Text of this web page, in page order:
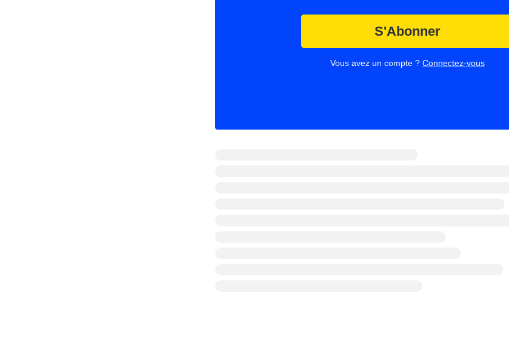
S'Abonner
Vous avez un compte ? Connectez-vous